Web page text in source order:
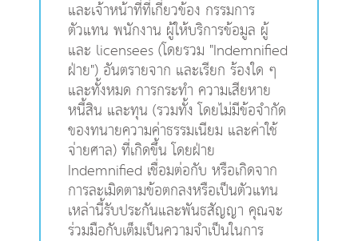
และเจ้าหน้าที่ที่เกี่ยวข้อง กรรมการ
ตัวแทน พนักงาน ผู้ให้บริการข้อมูล ผู้
และ licensees (โดยรวม "Indemnified
ฝ่าย") อันตรายจาก และเรียก ร้องใด ๆ
และทั้งหมด การกระทำ ความเสียหาย
หนี้สิน และทุน (รวมทั้ง โดยไม่มีข้อจำกัด
ของทนายความค่าธรรมเนียม และค่าใช้
จ่ายศาล) ที่เกิดขึ้น โดยฝ่าย
Indemnified เชื่อมต่อกับ หรือเกิดจาก
การละเมิดตามข้อตกลงหรือเป็นตัวแทน
เหล่านี้รับประกันและพันธสัญญา คุณจะ
ร่วมมือกับเต็มเป็นความจำเป็นในการ